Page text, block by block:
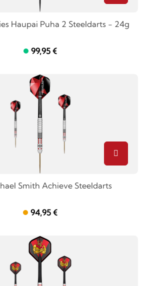
Haupai Puha 2 Steeldarts - 24g
99,95 €
Smith Achieve Steeldarts
94,95 €